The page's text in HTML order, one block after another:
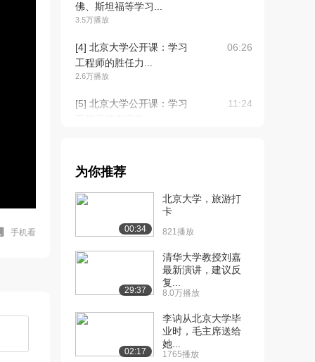
手机看
佛、斯坦福等学习...
3.5万播放
[4] 北京大学公开课：学习
工程师的胜任力...
2.6万播放
06:26
[5] 北京大学公开课：学习
11:24
理论导入
[7] 北京大学公开课：行为
主义学习理论
[8] 北京大学公开课：认知
主义学习理论
13:10
[9] 北京大学公开课：建构
主义学习理论
2.1万播放
18:08
为你推荐
00:34
北京大学，旅游打
卡
821播放
29:37
清华大学教授刘嘉
最新演讲，建议反
复...
8.0万播放
02:17
李讷从北京大学毕
业时，毛主席送给
她...
1765播放